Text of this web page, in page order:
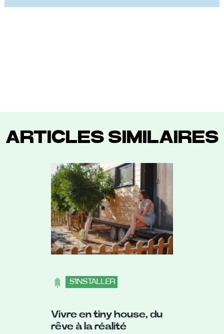
ARTICLES SIMILAIRES
S'INSTALLER
Vivre en tiny house, du
rêve à la réalité